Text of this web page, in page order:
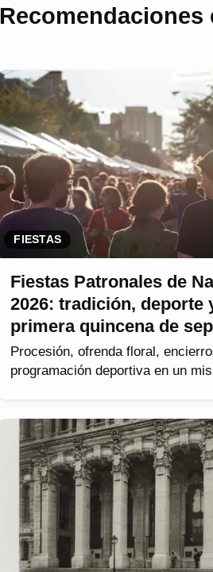
Recomendaciones
FIESTAS
Fiestas Patronales de
2026: tradición, deporte
primera quincena de
Procesión, ofrenda floral,
programación deportiva en un